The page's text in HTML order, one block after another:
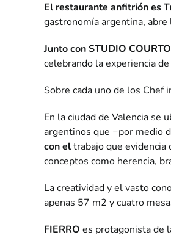
El restaurante anfitrión es
gastronomía argentina,
Junto conSTUDIO
celebrando la experiencia
Sobre cada uno de los Chef
En la ciudad de Valencia se
argentinos que −por medio
con eltrabajo que
conceptos como herencia,
La creatividad y el vasto
apenas 57 m2 y cuatro
FIERRO es protagonista de